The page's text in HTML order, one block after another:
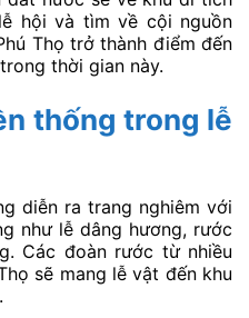
hội và tìm về cội nguồn
Thọ trở thành điểm đến
thời gian này.
thống trong lễ
diễn ra trang nghiêm với
như lễ dâng hương, rước
Các đoàn rước từ nhiều
sẽ mang lễ vật đến khu